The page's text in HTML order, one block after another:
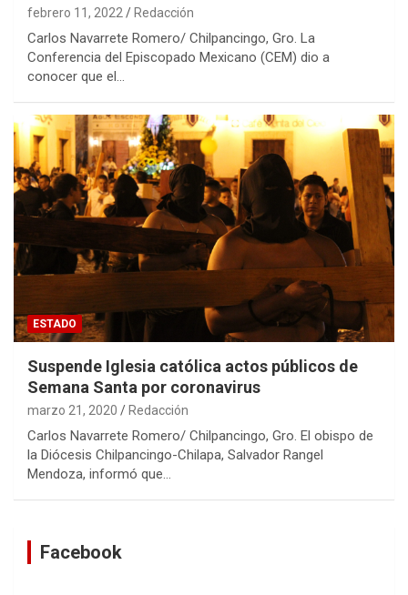
febrero 11, 2022 Redacción
Carlos Navarrete Romero/ Chilpancingo, Gro. La
Conferencia del Episcopado Mexicano (CEM) dio a
conocer que el…
ESTADO
Suspende Iglesia católica actos públicos de
Semana Santa por coronavirus
marzo 21, 2020 Redacción
Carlos Navarrete Romero/ Chilpancingo, Gro. El obispo de
la Diócesis Chilpancingo-Chilapa, Salvador Rangel
Mendoza, informó que…
Facebook